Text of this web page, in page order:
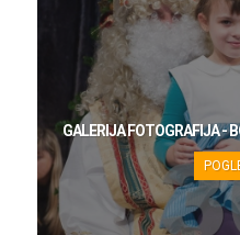
GALERIJA FOTOGRAFIJA -